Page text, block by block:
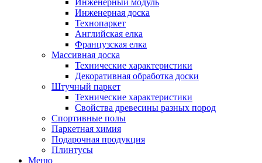
Инженерный модуль
Инженерная доска
Технопаркет
Английская елка
Французская елка
Массивная доска
Технические характеристики
Декоративная обработка доски
Штучный паркет
Технические характеристики
Свойства древесины разных пород
Спортивные полы
Паркетная химия
Подарочная продукция
Плинтусы
Меню